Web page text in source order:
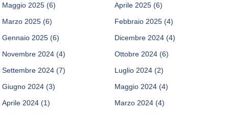
Maggio 2025 (6) Aprile 2025 (6)
Marzo 2025 (6) Febbraio 2025 (4)
Gennaio 2025 (6) Dicembre 2024 (4)
Novembre 2024 (4) Ottobre 2024 (6)
Settembre 2024 (7) Luglio 2024 (2)
Giugno 2024 (3) Maggio 2024 (4)
Aprile 2024 (1) Marzo 2024 (4)